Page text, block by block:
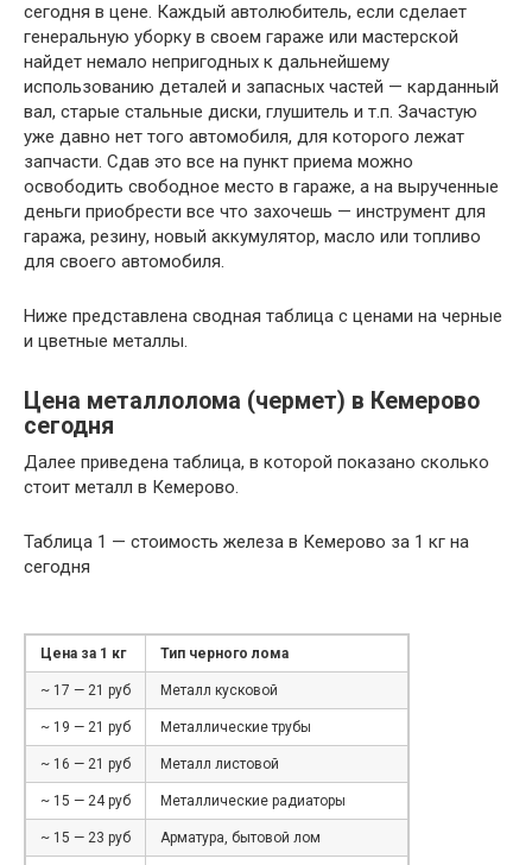
сегодня в цене. Каждый автолюбитель, если сделает
генеральную уборку в своем гараже или мастерской
найдет немало непригодных к дальнейшему
использованию деталей и запасных частей — карданный
вал, старые стальные диски, глушитель и т.п. Зачастую
уже давно нет того автомобиля, для которого лежат
запчасти. Сдав это все на пункт приема можно
освободить свободное место в гараже, а на вырученные
деньги приобрести все что захочешь — инструмент для
гаража, резину, новый аккумулятор, масло или топливо
для своего автомобиля.
Ниже представлена сводная таблица с ценами на черные
и цветные металлы.
Цена металлолома (чермет) в Кемерово
сегодня
Далее приведена таблица, в которой показано сколько
стоит металл в Кемерово.
Таблица 1 — стоимость железа в Кемерово за 1 кг на
сегодня
Цена за 1 кг Тип черного лома
~ 17 — 21 руб Металл кусковой
~ 19 — 21 руб Металлические трубы
~ 16 — 21 руб Металл листовой
~ 15 — 24 руб Металлические радиаторы
~ 15 — 23 руб Арматура, бытовой лом